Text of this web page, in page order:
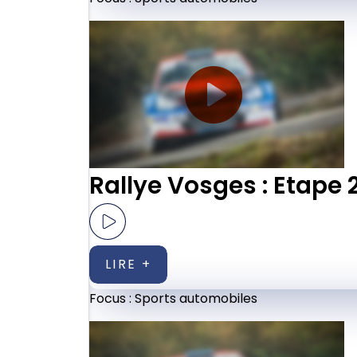
Rallye Vosges : Etape
LIRE +
Focus : Sports automobiles